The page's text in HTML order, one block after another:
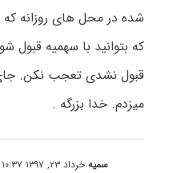
شده در محل های روزانه که
که بتوانید با سهمیه قبول
قبول نشدی تعجب نکن.
میزدم. خدا بزرگه .
سمیهخرداد ۲۳, ۱۳۹۷ at ۱۰:۳۷ ق٫ظ